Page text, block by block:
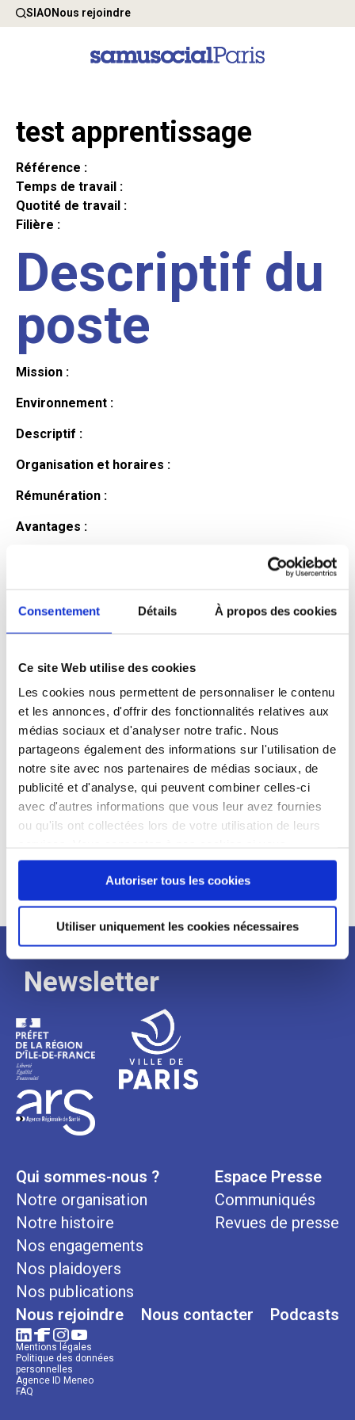
Consentement Détails À propos des cookies
Ce site Web utilise des cookies
Les cookies nous permettent de personnaliser le contenu
et les annonces, d'offrir des fonctionnalités relatives aux
médias sociaux et d'analyser notre trafic. Nous
partageons également des informations sur l'utilisation de
notre site avec nos partenaires de médias sociaux, de
publicité et d'analyse, qui peuvent combiner celles-ci
avec d'autres informations que vous leur avez fournies
ou qu'ils ont collectées lors de votre utilisation de leurs
continuez à utiliser notre site Web.
Autoriser tous les cookies
Utiliser uniquement les cookies nécessaires
SIAONous rejoindre
test apprentissage
Référence :
Temps de travail :
Quotité de travail :
Filière :
Descriptif du
poste
Mission :
Environnement :
Descriptif :
Organisation et horaires :
Rémunération :
Avantages :
candidat
Qualifications et diplômes :
Profil recherché :
Expérience :
Processus
de
recrutement
Newsletter
Qui sommes-nous ?
Notre organisation
Notre histoire
Nos engagements
Nos plaidoyers
Nos publications
Espace Presse
Communiqués
Revues de presse
Nous rejoindre Nous contacter Podcasts
Mentions légales
Politique des données
personnelles
Agence ID Meneo
FAQ